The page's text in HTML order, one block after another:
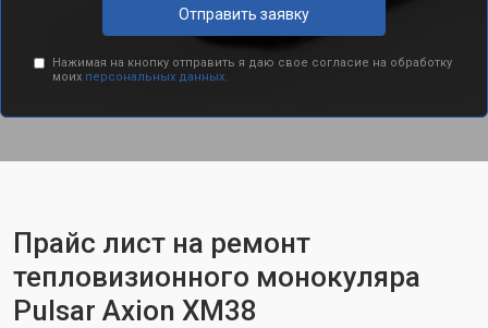
Отправить заявку
Нажимая на кнопку отправить я даю свое согласие на обработку
моих персональных данных.
Прайс лист на ремонт
тепловизионного монокуляра
Pulsar Axion XM38